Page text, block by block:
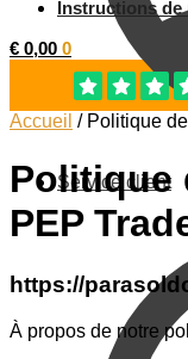
Service client
Instructions de
€ 0,00 0
Accueil / Politique
Politique
PEP
https://
À propos de notre